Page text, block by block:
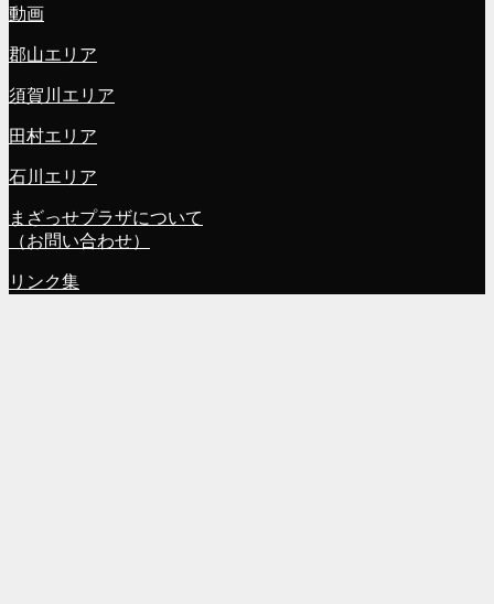
動画
郡山エリア
須賀川エリア
田村エリア
石川エリア
まざっせプラザについて
（お問い合わせ）
リンク集